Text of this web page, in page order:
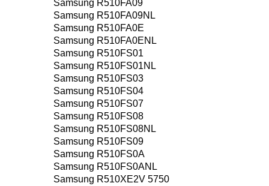
Samsung R510FA09
Samsung R510FA09NL
Samsung R510FA0E
Samsung R510FA0ENL
Samsung R510FS01
Samsung R510FS01NL
Samsung R510FS03
Samsung R510FS04
Samsung R510FS07
Samsung R510FS08
Samsung R510FS08NL
Samsung R510FS09
Samsung R510FS0A
Samsung R510FS0ANL
Samsung R510XE2V 5750